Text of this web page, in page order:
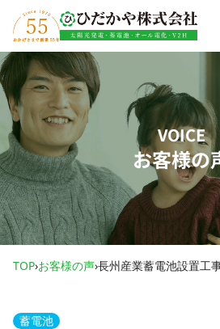
内容をスキップ
VOICE
お客様の
TOP›お客様の声›長州産業蓄電池設置工
蓄電池